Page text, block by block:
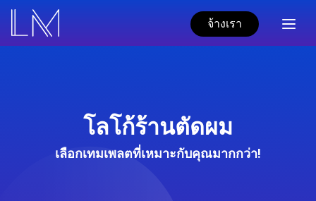
จ้างเรา
โลโก้ร้านตัดผม
เลือกเทมเพลตที่เหมาะกับคุณมากกว่า!